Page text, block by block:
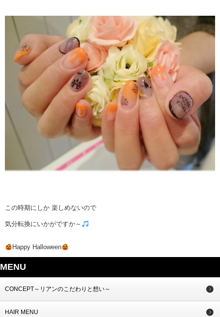
この時期にしか 楽しめないので
気分転換にいかがですか～
Happy Halloween
MENU
CONCEPT～リアンのこだわりと想い～
HAIR MENU